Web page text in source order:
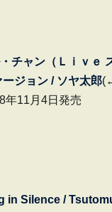
チャン（Ｌｉｖｅ
ージョン / ソヤ太郎
年11月4日発売
in Silence /